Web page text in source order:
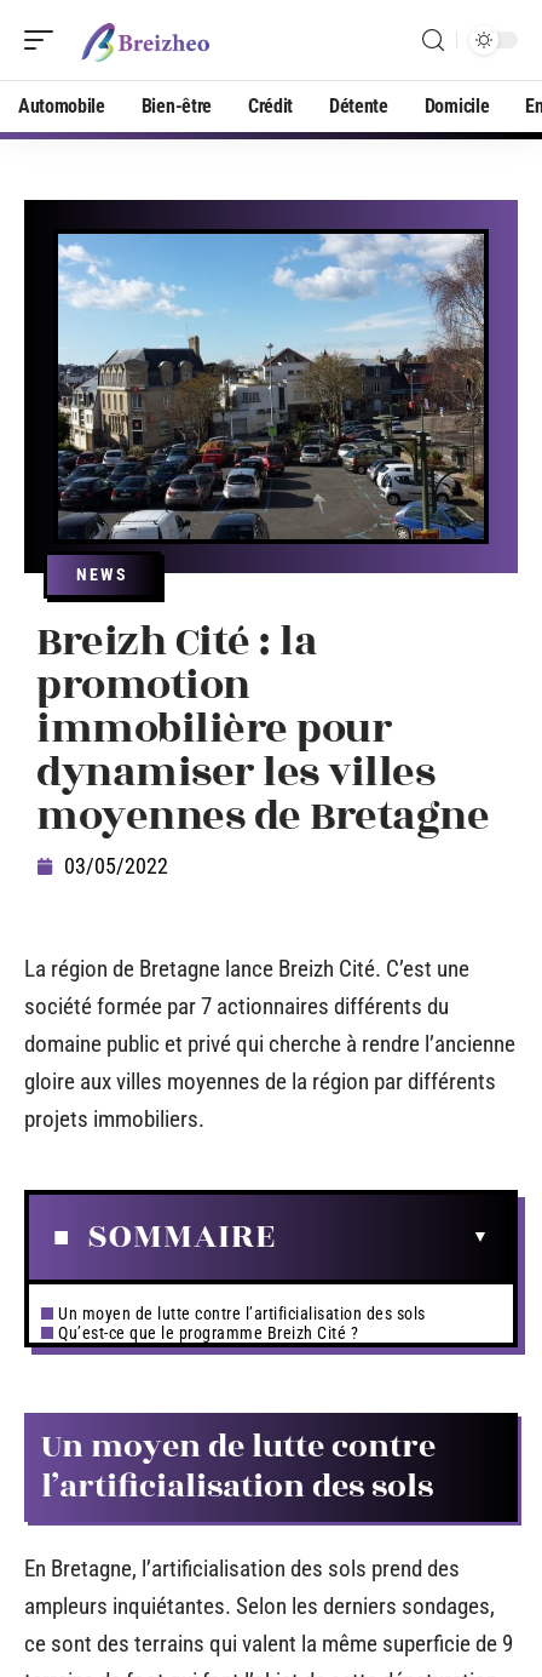
Automobile Bien-être Crédit Détente Domicile
NEWS
Breizh Cité : la
promotion
immobilière pour
dynamiser les villes
moyennes de Bretagne
03/05/2022
La région de Bretagne lance Breizh Cité. C’est une
société formée par 7 actionnaires différents du
domaine public et privé qui cherche à rendre l’ancienne
gloire aux villes moyennes de la région par différents
projets immobiliers.
SOMMAIRE
Un moyen de lutte contre l’artificialisation des sols
Qu’est-ce que le programme Breizh Cité ?
Un moyen de lutte contre
l’artificialisation des sols
En Bretagne, l’artificialisation des sols prend des
ampleurs inquiétantes. Selon les derniers sondages,
ce sont des terrains qui valent la même superficie de 9